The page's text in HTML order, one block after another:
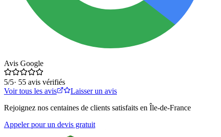
Avis Google
5/5· 55 avis vérifiés
Voir tous les avis
Laisser un avis
Rejoignez nos centaines de clients satisfaits en Île-de-France
Appeler pour un devis gratuit